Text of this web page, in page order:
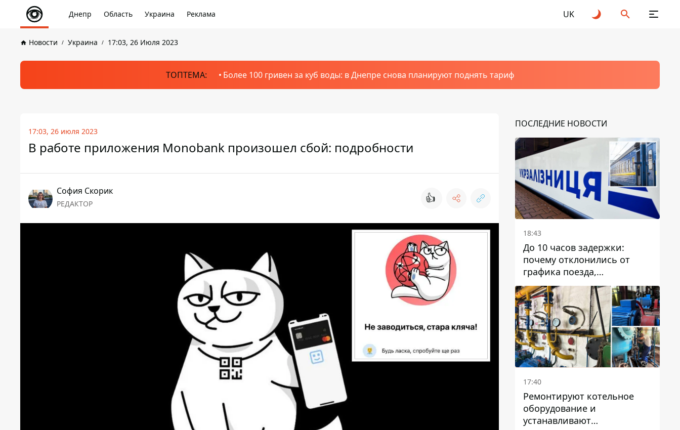
Днепр Область Украина Реклама UK
Новости Украина 17:03, 26 Июля 2023
ТОПТЕМА: Более 100 гривен за куб воды: в Днепре снова планируют поднять тариф
17:03, 26 июля 2023
В работе приложения Monobank произошел сбой: подробности
София Скорик
РЕДАКТОР 👍
ПОСЛЕДНИЕ НОВОСТИ
18:43
До 10 часов задержки:
почему отклонились от
графика поезда,
курсирующие через Днепр
и область
17:40
Ремонтируют котельное
оборудование и
устанавливают